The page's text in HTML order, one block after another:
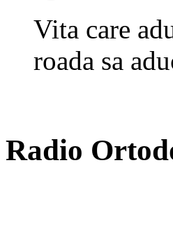
Vita care
roada sa
Radio